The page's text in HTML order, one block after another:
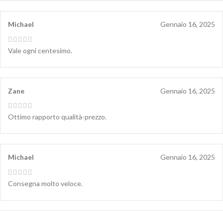
Michael Gennaio 16, 2025
Vale ogni centesimo.
Zane Gennaio 16, 2025
Ottimo rapporto qualità-prezzo.
Michael Gennaio 16, 2025
Consegna molto veloce.